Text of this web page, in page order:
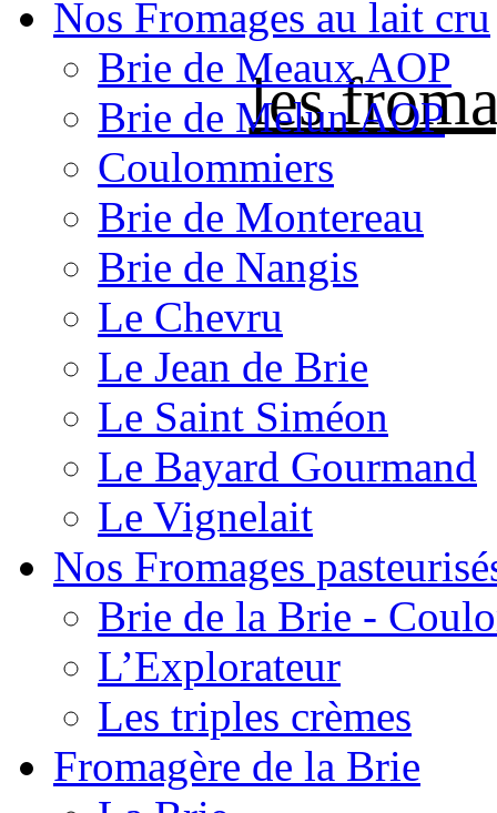
les
Nos Fromages au lait cru
Brie de Meaux AOP
Brie de Melun AOP
Coulommiers
Brie de Montereau
Brie de Nangis
Le Chevru
Le Jean de Brie
Le Saint Siméon
Le Bayard Gourmand
Le Vignelait
Nos Fromages
Brie de la Brie -
L’Explorateur
Les triples crèmes
Fromagère de la Brie